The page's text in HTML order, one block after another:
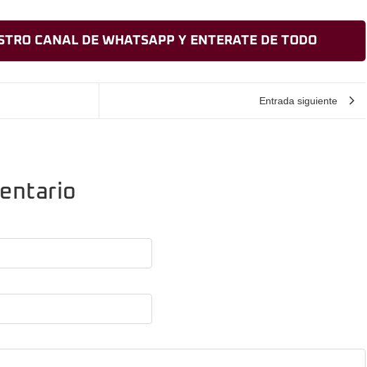
CANAL DE WHATSAPP Y ENTERATE DE TODO
Entrada siguiente